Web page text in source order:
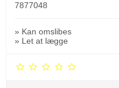
7877048
» Kan omslibes
» Let at lægge